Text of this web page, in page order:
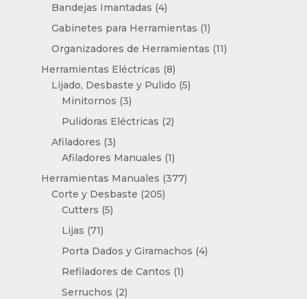
Bandejas Imantadas 44
productos
Gabinetes para Herramientas 11
producto
Organizadores de Herramientas 1111
Herramientas Eléctricas 88
productos
Lijado, Desbaste y Pulido 55
Minitornos 33
productos
Pulidoras Eléctricas 22
Afiladores 33
productos
Afiladores Manuales 11
producto
Herramientas Manuales 377377
Corte y Desbaste 205205
Cutters 55
Lijas 7171
productos
Porta Dados y Giramachos 44
Refiladores de Cantos 11
Serruchos 22